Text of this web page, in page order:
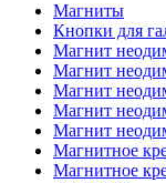
Магниты
Кнопки для
Магнит
Магнит
Магнит
Магнит
Магнит
Магнитное
Магнитное